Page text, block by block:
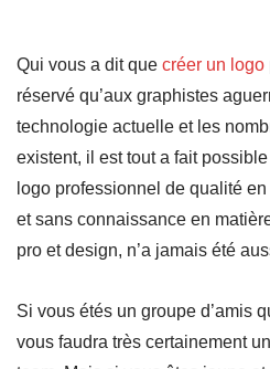
Qui vous a dit que créer un logo
réservé qu’aux graphistes
technologie actuelle et les
existent, il est tout a fait
logo professionnel de qualité
et sans connaissance en
pro et design, n’a jamais été
Si vous étés un groupe d’amis
vous faudra très certainement